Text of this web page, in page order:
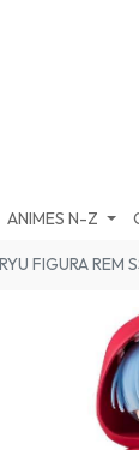
ANIMES N-Z
FIGURA REM